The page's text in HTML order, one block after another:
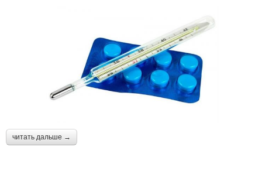
читать дальше →